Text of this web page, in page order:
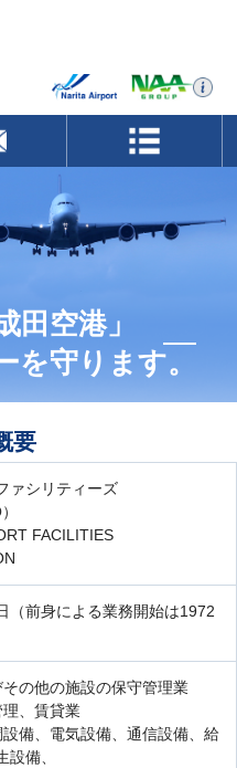
田空港」
を守ります。
要
ァシリティーズ
FACILITIES
（前身による業務開始は1972
の他の施設の保守管理業
、賃貸業
備、電気設備、通信設備、給
設備、